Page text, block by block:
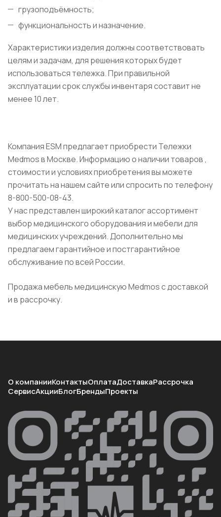
грузоподъёмность;
функциональность и назначение.
Характеристики изделия должны соответствовать
целям и задачам, для решения которых будет
использоваться тележка. При правильной
эксплуатации срок службы инвентаря составит не
менее 10 лет.
Компания ESM предлагает приобрести Тележки
Medmos в Москве. Информацию о наличии товаров ,
стоимости и условиях приобретения вы можете
прочитать на нашем сайте или спросить по телефону
8-800-500-08-43.
У нас представлен широкий каталог ассортимент
выбор медицинского оборудования и мебели для
медицинских учреждений. Дополнительно мы
предлагаем гарантийное и постгарантийное
обслуживание по всей России.
Продажа мебель медицинскую Medmos с доставкой
и в рассрочку.
О компанииКонтактыОплатаДоставкаРассрочка
СервисАкцииБлогБрендыПроекты